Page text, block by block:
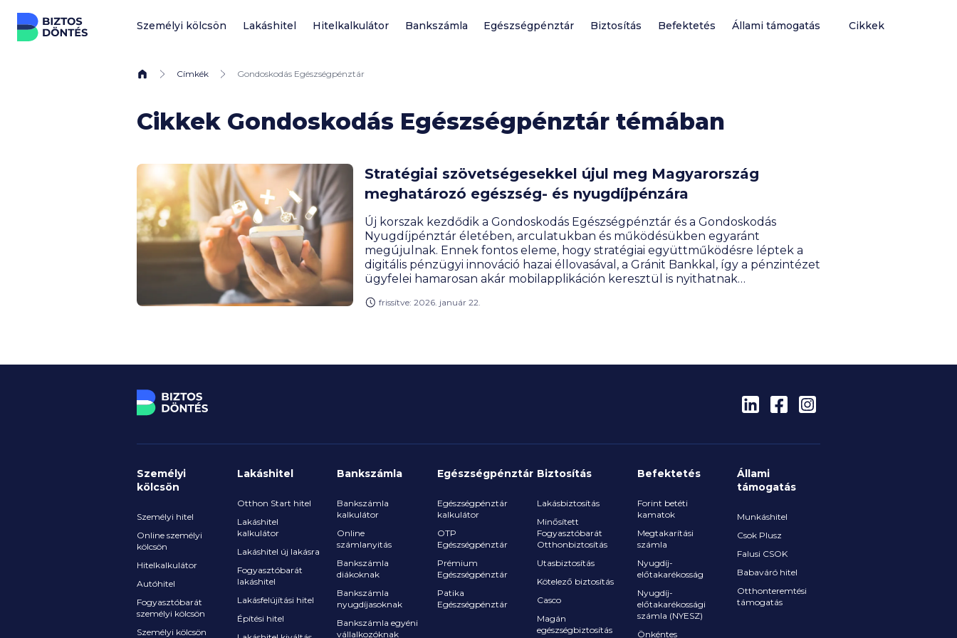
Ugrás a tartalomhoz
Személyi kölcsön Lakáshitel Hitelkalkulátor Bankszámla Egészségpénztár Biztosítás Befektetés Állami támogatás Cikkek
Címkék Gondoskodás Egészségpénztár
Cikkek Gondoskodás Egészségpénztár témában
Stratégiai szövetségesekkel újul meg Magyarország
meghatározó egészség- és nyugdíjpénzára
Új korszak kezdődik a Gondoskodás Egészségpénztár és a Gondoskodás
Nyugdíjpénztár életében, arculatukban és működésükben egyaránt
megújulnak. Ennek fontos eleme, hogy stratégiai együttműködésre léptek a
digitális pénzügyi innováció hazai éllovasával, a Gránit Bankkal, így a pénzintézet
ügyfelei hamarosan akár mobilapplikáción keresztül is nyithatnak
legfontosabb adatait.
frissítve: 2026. január 22.
Személyi
kölcsön
Személyi hitel
Online személyi
kölcsön
Hitelkalkulátor
Autóhitel
Fogyasztóbarát
személyi kölcsön
Személyi kölcsön
Lakáshitel
Otthon Start hitel
Lakáshitel
kalkulátor
Lakáshitel új lakásra
Fogyasztóbarát
lakáshitel
Lakásfelújítási hitel
Építési hitel
Bankszámla
Bankszámla
kalkulátor
Online
számlanyitás
Bankszámla
diákoknak
Bankszámla
nyugdíjasoknak
Bankszámla egyéni
vállalkozóknak
Egészségpénztár
Egészségpénztár
kalkulátor
OTP
Egészségpénztár
Prémium
Egészségpénztár
Patika
Egészségpénztár
Biztosítás
Lakásbiztosítás
Minősített
Fogyasztóbarát
Otthonbiztosítás
Utasbiztosítás
Kötelező biztosítás
Casco
Magán
egészségbiztosítás
Befektetés
Forint betéti
kamatok
Megtakarítási
számla
Nyugdíj-
előtakarékosság
Nyugdíj-
előtakarékossági
számla (NYESZ)
Önkéntes
Állami
támogatás
Munkáshitel
Csok Plusz
Falusi CSOK
Babaváró hitel
Otthonteremtési
támogatás